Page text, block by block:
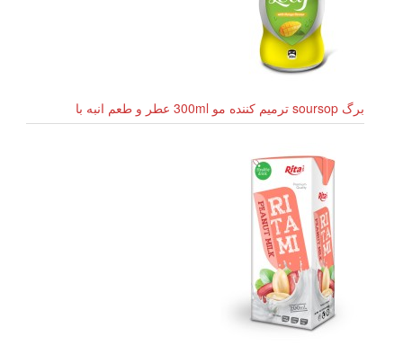
برگ soursop ترمیم کننده مو 300ml عطر و طعم انبه با